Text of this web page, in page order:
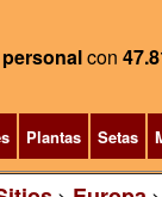
personalcon
Plantas Setas